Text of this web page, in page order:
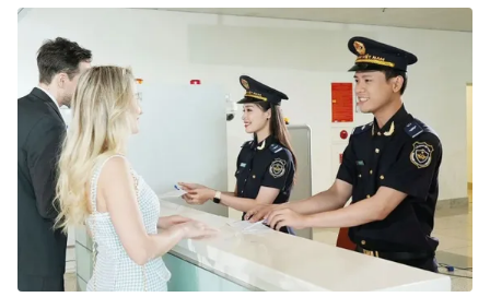
Video Shorts video
VTV Money VTV Thể thao
VTV Sức khoẻ Bất động sản
Thị trường 24h Tấm lòng Việt